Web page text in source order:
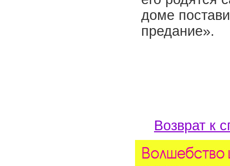
доме
предание».
Возврат к